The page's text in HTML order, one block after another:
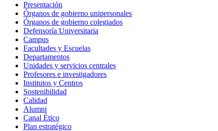
Presentación
Órganos de gobierno unipersonales
Órganos de gobierno colegiados
Defensoría Universitaria
Campus
Facultades y Escuelas
Departamentos
Unidades y servicios centrales
Profesores e investigadores
Institutos y Centros
Sostenibilidad
Calidad
Alumni
Canal Ético
Plan estratégico